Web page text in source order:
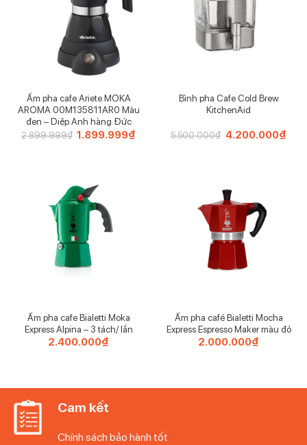
Ấm pha cafe Ariete MOKA
AROMA 00M135811AR0 Màu
đen – Diệp Anh hàng Đức
2.899.999₫ Giá
1.899.999₫
Bình pha Cafe Cold Brew
KitchenAid
5.500.000₫ Giá
4.200.000₫Giá
Ấm pha cafe Bialetti Moka
Express Alpina – 3 tách/ lần
2.400.000₫
Ấm pha café Bialetti Mocha
Express Espresso Maker màu đỏ
2.000.000₫
Cam kết
Chính sách bảo hành tốt